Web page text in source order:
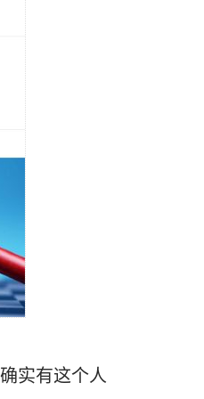
实有这个人